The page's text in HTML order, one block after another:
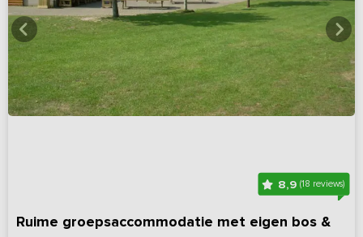
8,9(18 reviews)
Ruime groepsaccommodatie met eigen bos &